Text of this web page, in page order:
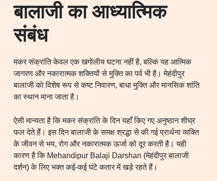
बालाजी का आध्यात्मिक
संबंध
मकर संक्रांति केवल एक खगोलीय घटना नहीं है, बल्कि यह आत्मिक
जागरण और नकारात्मक शक्तियों से मुक्ति का पर्व भी है। मेहंदीपुर
बालाजी को विशेष रूप से कष्ट निवारण, बाधा मुक्ति और मानसिक शांति
का स्थान माना जाता है।
ऐसी मान्यता है कि मकर संक्रांति के दिन यहाँ किए गए अनुष्ठान शीघ्र
फल देते हैं। इस दिन बालाजी के समक्ष श्रद्धा से की गई प्रार्थना व्यक्ति
के जीवन से भय, रोग और नकारात्मक ऊर्जा को दूर करती है। यही
कारण है कि Mehandipur Balaji Darshan (मेहंदीपुर बालाजी
दर्शन) के लिए भक्त कई-कई घंटे कतार में खड़े रहते हैं।